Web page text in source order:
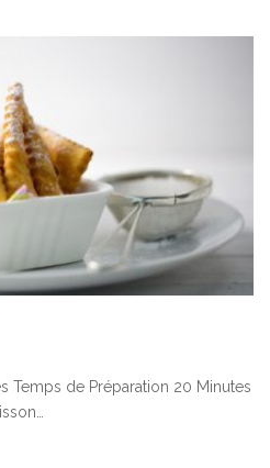
Temps de Préparation 20 Minutes